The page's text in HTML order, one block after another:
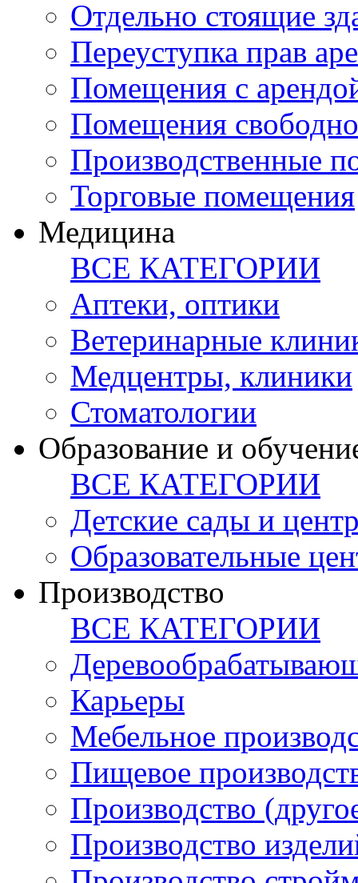
Отдельно стоящие
Переуступка прав
Помещения с
Помещения
Производственные
Торговые помещения
Медицина
ВСЕ КАТЕГОРИИ
Аптеки, оптики
Ветеринарные
Медцентры, клиники
Стоматологии
Образование и
ВСЕ КАТЕГОРИИ
Детские сады и
Образовательные
Производство
ВСЕ КАТЕГОРИИ
Карьеры
Мебельное
Пищевое
Производство
Производство